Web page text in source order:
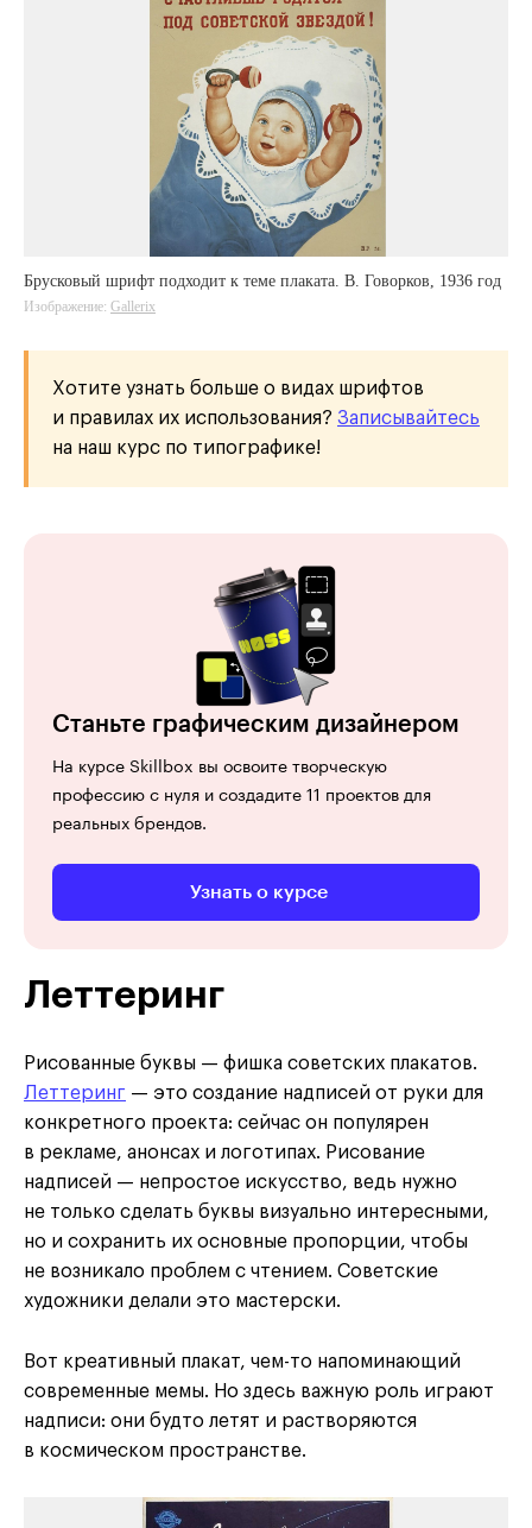
Брусковый шрифт подходит к теме плаката. В. Говорков, 1936 год
Изображение: Gallerix
Хотите узнать больше о видах шрифтов
и правилах их использования? Записывайтесь
на наш курс по типографике!
Станьте графическим дизайнером
На курсе Skillbox вы освоите творческую
профессию с нуля и создадите 11 проектов для
реальных брендов.
Узнать о курсе
Леттеринг
Рисованные буквы — фишка советских плакатов.
Леттеринг — это создание надписей от руки для
конкретного проекта: сейчас он популярен
в рекламе, анонсах и логотипах. Рисование
надписей — непростое искусство, ведь нужно
не только сделать буквы визуально интересными,
но и сохранить их основные пропорции, чтобы
не возникало проблем с чтением. Советские
художники делали это мастерски.
Вот креативный плакат, чем-то напоминающий
современные мемы. Но здесь важную роль играют
надписи: они будто летят и растворяются
в космическом пространстве.